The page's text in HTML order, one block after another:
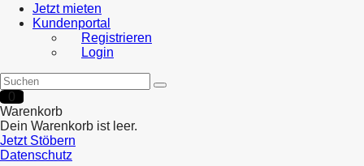
Jetzt mieten
Kundenportal
Registrieren
Login
0
Warenkorb
Dein Warenkorb ist leer.
Jetzt Stöbern
Datenschutz